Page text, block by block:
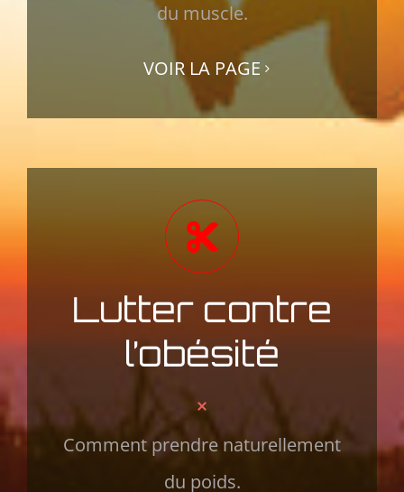
du muscle.
VOIR LA PAGE
Lutter contre
l’obésité
Comment prendre naturellement
du poids.